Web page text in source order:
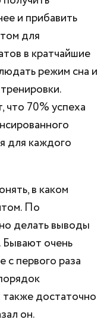
и прибавить
для
в кратчайшие
режим сна и
что 70% успеха
для каждого
в каком
По
делать выводы
Бывают очень
с первого раза
также достаточно
он.